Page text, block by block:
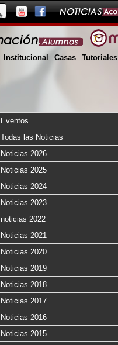
Institucional Casas Tutoriales
Eventos
Todas las Noticias
Noticias 2026
Noticias 2025
Noticias 2024
Noticias 2023
noticias 2022
Noticias 2021
Noticias 2020
Noticias 2019
Noticias 2018
Noticias 2017
Noticias 2016
Noticias 2015